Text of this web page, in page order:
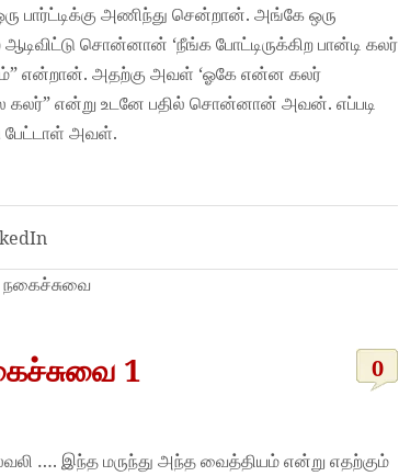
பார்ட்டிக்கு அணிந்து சென்றான். அங்கே ஒரு
சொன்னான் ‘நீங்க போட்டிருக்கிற பான்டி கலர்
என்றான். அதற்கு அவள் ‘ஓகே என்ன கலர்
கலர்” என்று உடனே பதில் சொன்னான் அவன். எப்படி
பேட்டாள் அவள்.
1 0
…. இந்த மருந்து அந்த வைத்தியம் என்று எதற்கும்